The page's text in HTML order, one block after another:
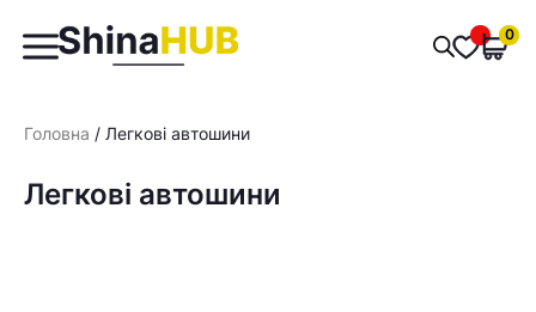
Пошук
товарів
0
Головна / Легкові автошини
Легкові автошини